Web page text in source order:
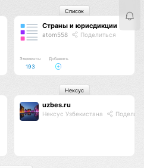
Страны и юрисдикции
atom558 Поделиться
Элементы
193
Добавить
Список
uzbes.ru
Нексус Узбекистана
Нексус